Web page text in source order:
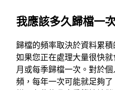
我應該多久歸檔一
歸檔的頻率取決於資料累
如果您正在處理大量很快
月或每季歸檔一次。對於
頻，每年一次可能就足夠